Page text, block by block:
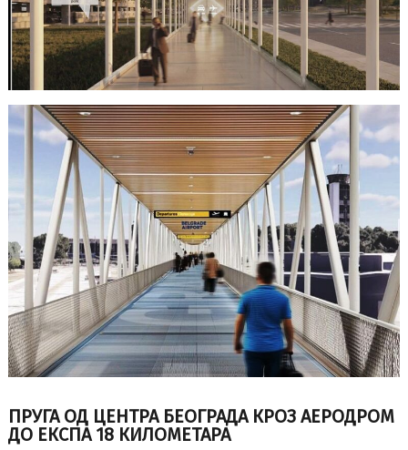
ПРУГА ОД ЦЕНТРА БЕОГРАДА КРОЗ АЕРОДРОМ
ДО ЕКСПА 18 КИЛОМЕТАРА